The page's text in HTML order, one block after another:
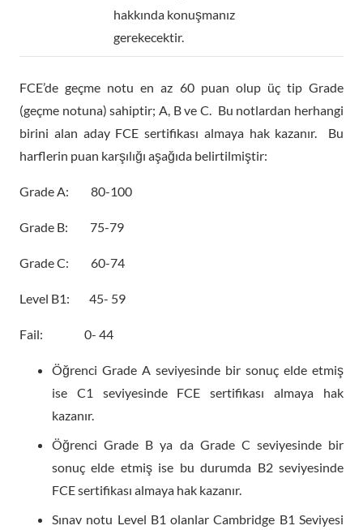
hakkında konuşmanız
gerekecektir.
FCE’de geçme notu en az 60 puan olup üç tip Grade
(geçme notuna) sahiptir; A, B ve C. Bu notlardan herhangi
birini alan aday FCE sertifikası almaya hak kazanır. Bu
harflerin puan karşılığı aşağıda belirtilmiştir:
Grade A: 80-100
Grade B: 75-79
Grade C: 60-74
Level B1: 45- 59
Fail: 0- 44
Öğrenci Grade A seviyesinde bir sonuç elde etmiş
ise C1 seviyesinde FCE sertifikası almaya hak
kazanır.
Öğrenci Grade B ya da Grade C seviyesinde bir
sonuç elde etmiş ise bu durumda B2 seviyesinde
FCE sertifikası almaya hak kazanır.
Sınav notu Level B1 olanlar Cambridge B1 Seviyesi